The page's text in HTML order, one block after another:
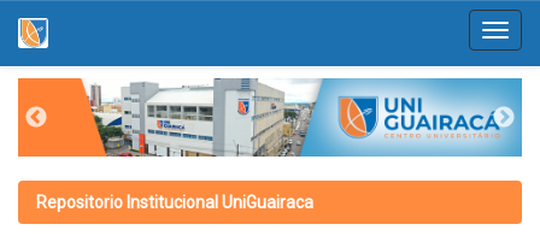
navigation
Repositorio Institucional UniGuairaca